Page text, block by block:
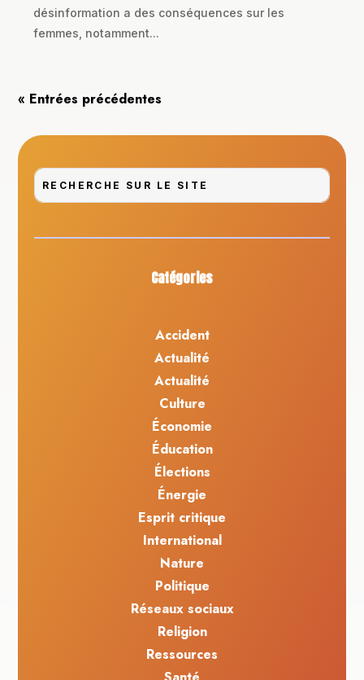
désinformation a des conséquences sur les
femmes, notamment...
« Entrées précédentes
Catégories
Accident
Actualité
Actualité
Culture
Économie
Éducation
Élections
Énergie
Esprit critique
International
Nature
Politique
Réseaux sociaux
Religion
Ressources